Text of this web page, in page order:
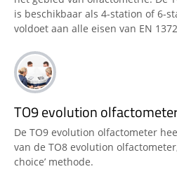
is beschikbaar als 4-station of 6-
voldoet aan alle eisen van EN
TO9 evolution
De TO9 evolution olfactometer
van de TO8 evolution
choice’ methode.